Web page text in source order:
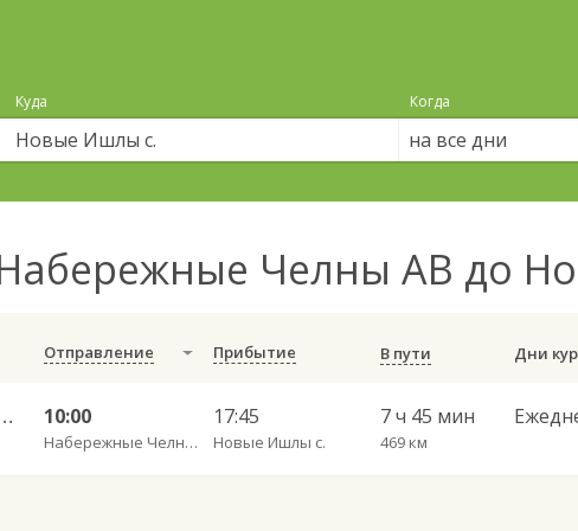
Куда Когда
на все дни
Челны АВ до
Отправление Прибытие В пути
— Стерлитамак АВ г. 955 10:00
Набережные Челны АВ
17:45
Новые Ишлы с.
7 ч 45 мин
469 км